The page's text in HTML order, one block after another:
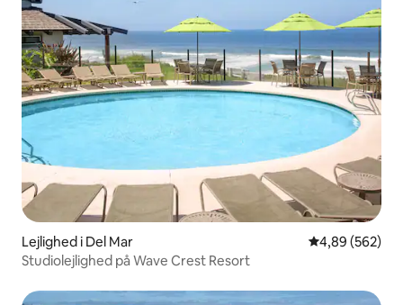
Lejlighed i Del Mar 4,89 ud af 5 i
4,89 (562)
Studiolejlighed på Wave Crest Resort